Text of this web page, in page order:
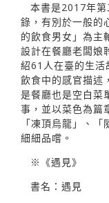
本書是2017年
錄，有別於一般的
的飲食男女」為主
設計在餐廳老闆娘
紹61人在臺的生活
飲食中的感官描述
是餐廳也是空白菜
事，並以菜色為篇
「凍頂烏龍」、
細細品嚐。
※《遇見》
書名：遇見